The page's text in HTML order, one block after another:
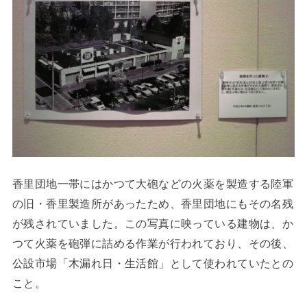
香里団地一帯にはかつて大砲などの火薬を製造する陸軍
の旧・香里製造所があったため、香里団地にもその名残
が残されていました。この写真に映っている建物は、か
つて火薬を砲弾に詰める作業が行われており、その後、
公設市場「木漏れ日・生活館」として使われていたとの
こと。